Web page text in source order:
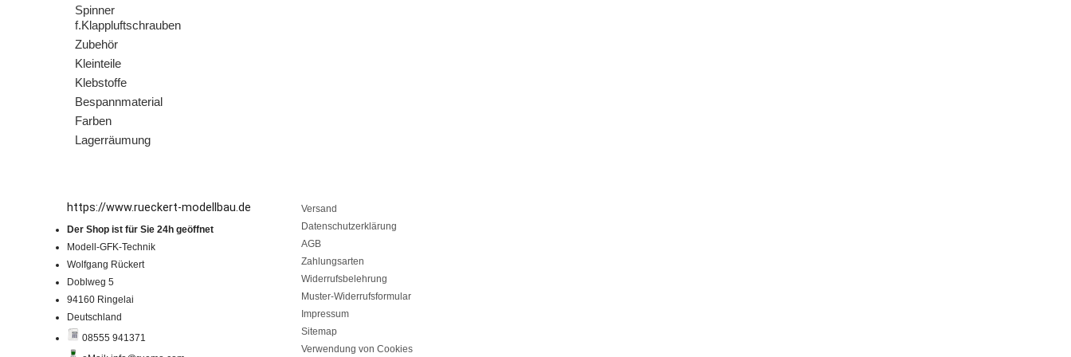
Spinner
f.Klappluftschrauben
Zubehör
Kleinteile
Klebstoffe
Bespannmaterial
Farben
Lagerräumung
https://www.rueckert-modellbau.de
Der Shop ist für Sie 24h geöffnet
Modell-GFK-Technik
Wolfgang Rückert
Doblweg 5
94160 Ringelai
Deutschland
08555 941371
Versand
Datenschutzerklärung
AGB
Zahlungsarten
Widerrufsbelehrung
Muster-Widerrufsformular
Impressum
Sitemap
Verwendung von Cookies